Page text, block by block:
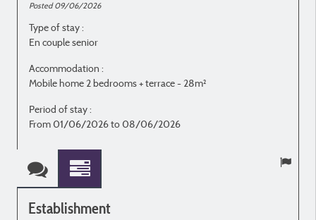
Posted 09/06/2026
Type of stay :
En couple senior
Accommodation :
Mobile home 2 bedrooms + terrace - 28m²
Period of stay :
From 01/06/2026 to 08/06/2026
Establishment